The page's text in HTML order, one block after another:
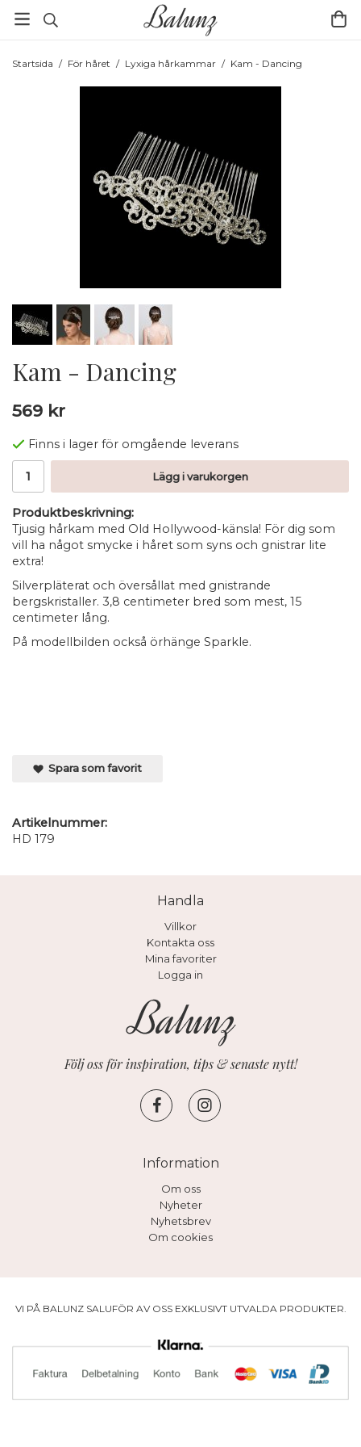
Startsida / För håret / Lyxiga hårkammar / Kam - Dancing
Kam - Dancing
569 kr
Finns i lager för omgående leverans
Lägg i varukorgen
Produktbeskrivning:
Tjusig hårkam med Old Hollywood-känsla! För dig som
vill ha något smycke i håret som syns och gnistrar lite
extra!
Silverpläterat och översållat med gnistrande
bergskristaller. 3,8 centimeter bred som mest, 15
centimeter lång.
På modellbilden också örhänge Sparkle.
Spara som favorit
Artikelnummer:
HD 179
Handla
Villkor
Kontakta oss
Mina favoriter
Logga in
Följ oss för inspiration, tips & senaste nytt!
Information
Om oss
Nyheter
Nyhetsbrev
Om cookies
VI PÅ BALUNZ SALUFÖR AV OSS EXKLUSIVT UTVALDA PRODUKTER.